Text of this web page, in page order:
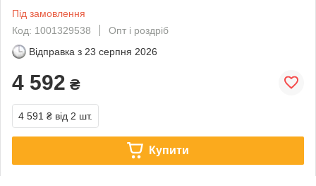
Під замовлення
Код: 1001329538
Опт і роздріб
Відправка з 23 серпня 2026
4 592 ₴
4 591 ₴ від 2 шт.
Купити